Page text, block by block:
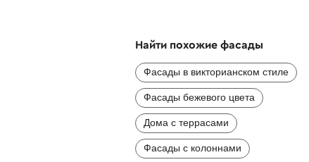
Найти похожие фасады
Фасады в викторианском стиле
Фасады бежевого цвета
Дома с террасами
Фасады с колоннами